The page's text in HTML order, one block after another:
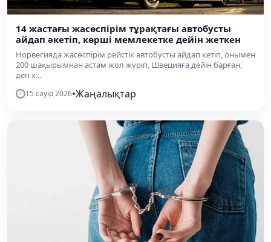
14 жастағы жасөспірім тұрақтағы автобусты
айдап әкетіп, көрші мемлекетке дейін жеткен
Норвегияда жасөспірім рейстік автобусты айдап кетіп, онымен
200 шақырымнан астам жол жүріп, Швецияға дейін барған,
деп х...
15 сәуір 2026•Жаңалықтар